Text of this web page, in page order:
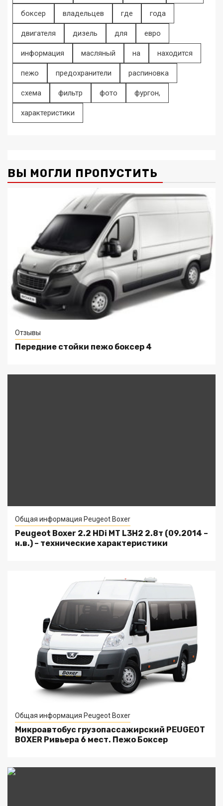
боксер владельцев где года
двигателя дизель для евро
информация масляный на находится
пежо предохранители распиновка
схема фильтр фото фургон,
характеристики
ВЫ МОГЛИ ПРОПУСТИТЬ
Отзывы
Передние стойки пежо боксер 4
Общая информация Peugeot Boxer
Peugeot Boxer 2.2 HDi MT L3H2 2.8т (09.2014 –
н.в.) – технические характеристики
Общая информация Peugeot Boxer
Микроавтобус грузопассажирский PEUGEOT
BOXER Ривьера 6 мест. Пежо Боксер